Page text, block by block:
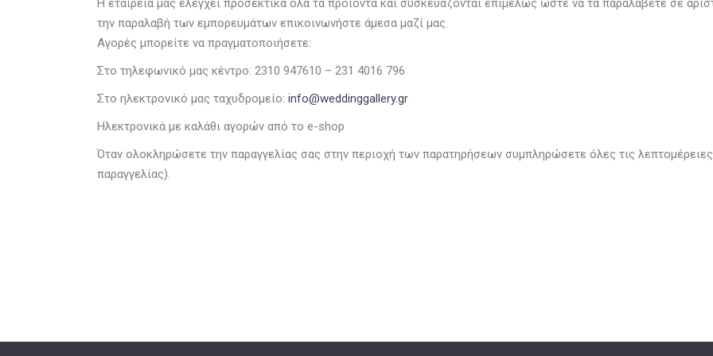
Η εταιρεία μας ελέγχει προσεκτικά όλα τα προϊόντα και συσκευάζονται επιμελώς ώστε να τα παραλάβετε σε
την παραλαβή των εμπορευμάτων επικοινωνήστε άμεσα μαζί μας.
Αγορές μπορείτε να πραγματοποιήσετε:
Στο τηλεφωνικό μας κέντρο: 2310 947610 – 231 4016 796
Στο ηλεκτρονικό μας ταχυδρομείο: info@weddinggallery.gr
Ηλεκτρονικά με καλάθι αγορών από το e-shop
Όταν ολοκληρώσετε την παραγγελίας σας στην περιοχή των παρατηρήσεων συμπληρώσετε όλες τις
παραγγελίας).